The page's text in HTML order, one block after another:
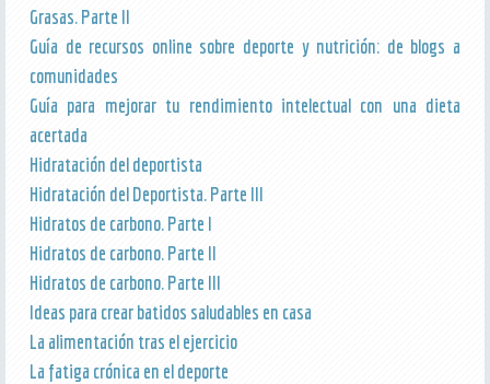
Grasas. Parte II
Guía de recursos online sobre deporte y nutrición: de blogs a
comunidades
Guía para mejorar tu rendimiento intelectual con una dieta
acertada
Hidratación del deportista
Hidratación del Deportista. Parte III
Hidratos de carbono. Parte I
Hidratos de carbono. Parte II
Hidratos de carbono. Parte III
Ideas para crear batidos saludables en casa
La alimentación tras el ejercicio
La fatiga crónica en el deporte